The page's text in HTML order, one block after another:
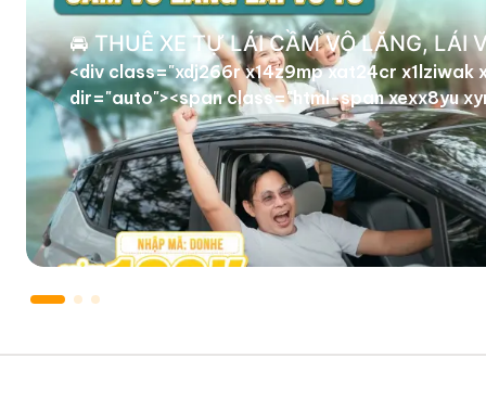
🚘 THUÊ XE TỰ LÁI CẦM VÔ LĂNG, LÁI
<div class="xdj266r x14z9mp xat24cr x1lziwak
dir="auto"><span class="html-span xexx8yu
x1hl2dhg x16tdsg8 x1vvkbs x3nfvp2 x1j61x8r
xm2jcoa x1mpyi22 xxymvpz xlup9mm
x15mokao x1ga7v0g x16uus16 xbiv7yw"
src="https://static.xx.fbcdn.net/images/
alt="🚘" width="16" height="16" /></span>
tr&ecirc;n ứng dụng KANOW &ndash; Cầm
xtlvy1s x126k92a"> <div dir="auto"><span
xdj266r xat24cr xm2jcoa x1mpyi22 xxymvpz